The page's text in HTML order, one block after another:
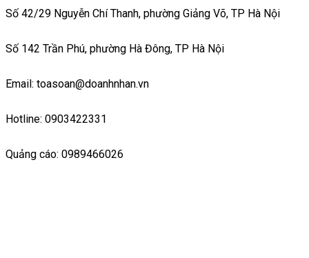
Số 42/29 Nguyễn Chí Thanh, phường Giảng Võ, TP Hà Nội
Số 142 Trần Phú, phường Hà Đông, TP Hà Nội
Email: toasoan@doanhnhan.vn
Hotline: 0903422331
Quảng cáo: 0989466026